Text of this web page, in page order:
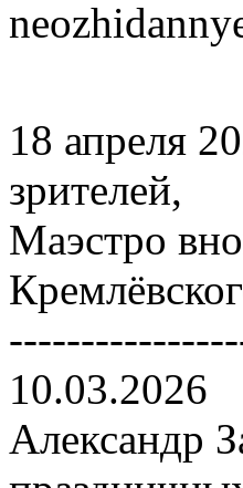
18 апреля
зрителей,
Маэстро
10.03.2026
Александр